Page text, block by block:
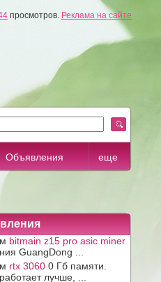
просмотров. Реклама на сайте
Объявления еще
bitmain z15 pro asic miner
GuangDong ...
rtx 3060 0 Гб памяти.
лучше, ...